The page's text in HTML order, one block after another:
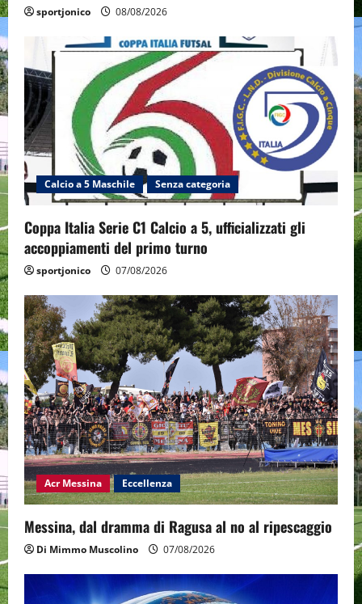
sportjonico 08/08/2026
Calcio a 5 Maschile Senza categoria
Coppa Italia Serie C1 Calcio a 5, ufficializzati gli
accoppiamenti del primo turno
sportjonico 07/08/2026
Acr Messina Eccellenza
Messina, dal dramma di Ragusa al no al ripescaggio
Di Mimmo Muscolino 07/08/2026